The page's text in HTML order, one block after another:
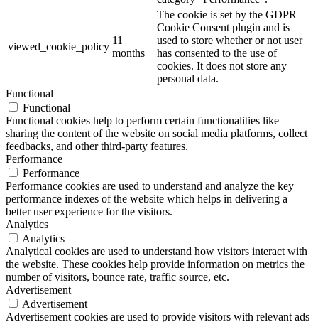
viewed_cookie_policy
11
months
The cookie is set by the GDPR
Cookie Consent plugin and is
used to store whether or not user
has consented to the use of
cookies. It does not store any
personal data.
Functional
Functional
Functional cookies help to perform certain functionalities like
sharing the content of the website on social media platforms, collect
feedbacks, and other third-party features.
Performance
Performance
Performance cookies are used to understand and analyze the key
performance indexes of the website which helps in delivering a
better user experience for the visitors.
Analytics
Analytics
Analytical cookies are used to understand how visitors interact with
the website. These cookies help provide information on metrics the
number of visitors, bounce rate, traffic source, etc.
Advertisement
Advertisement
Advertisement cookies are used to provide visitors with relevant ads